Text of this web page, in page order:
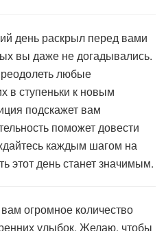
день раскрыл перед вами
вы даже не догадывались.
любые
в ступеньки к новым
подскажет вам
поможет довести
каждым шагом на
этот день станет значимым.
огромное количество
улыбок. Желаю, чтобы